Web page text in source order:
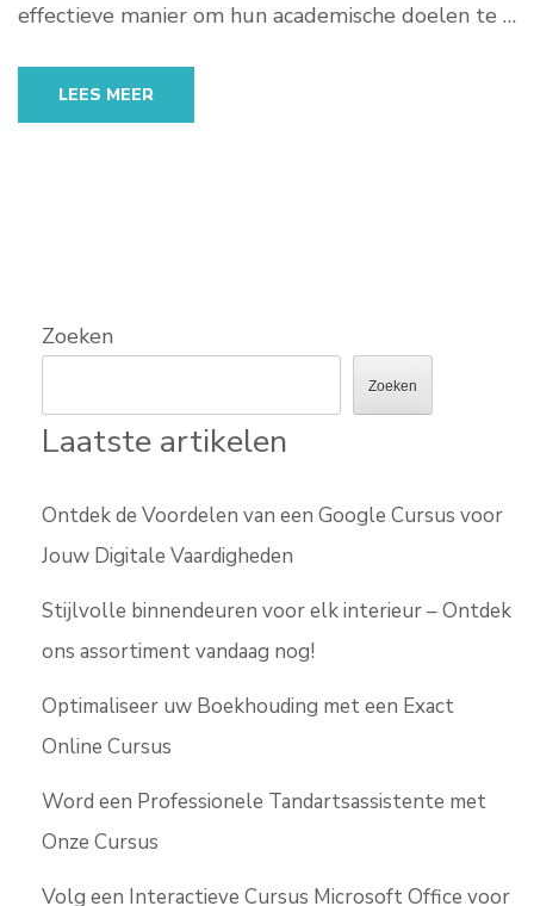
effectieve manier om hun academische doelen te …
LEES MEER
Zoeken
Zoeken
Laatste artikelen
Ontdek de Voordelen van een Google Cursus voor
Jouw Digitale Vaardigheden
Stijlvolle binnendeuren voor elk interieur – Ontdek
ons assortiment vandaag nog!
Optimaliseer uw Boekhouding met een Exact
Online Cursus
Word een Professionele Tandartsassistente met
Onze Cursus
Volg een Interactieve Cursus Microsoft Office voor